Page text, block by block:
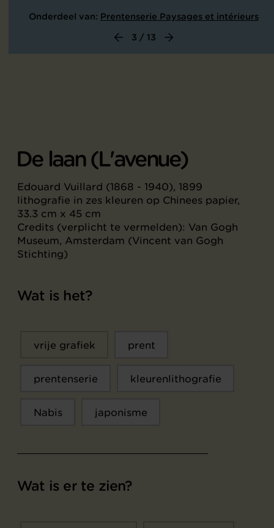
Onderdeel van: Prentenserie Paysages et intérieurs
3 / 13
De laan (L'avenue)
Edouard Vuillard (1868 - 1940), 1899
lithografie in zes kleuren op Chinees papier,
33.3 cm x 45 cm
Credits (verplicht te vermelden): Van Gogh
Museum, Amsterdam (Vincent van Gogh
Stichting)
Wat is het?
vrije grafiek prent
prentenserie kleurenlithografie
Nabis japonisme
Wat is er te zien?